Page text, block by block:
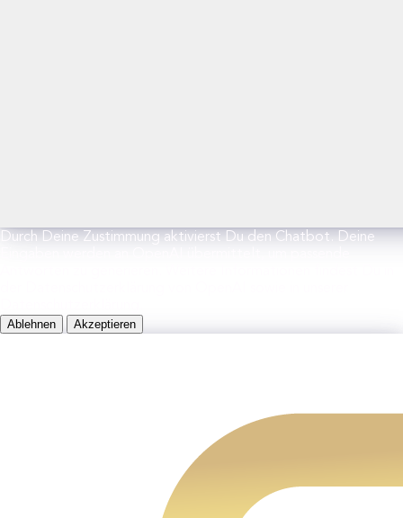
Durch Deine Zustimmung aktivierst Du den Chatbot. Deine
Ablehnen Akzeptieren